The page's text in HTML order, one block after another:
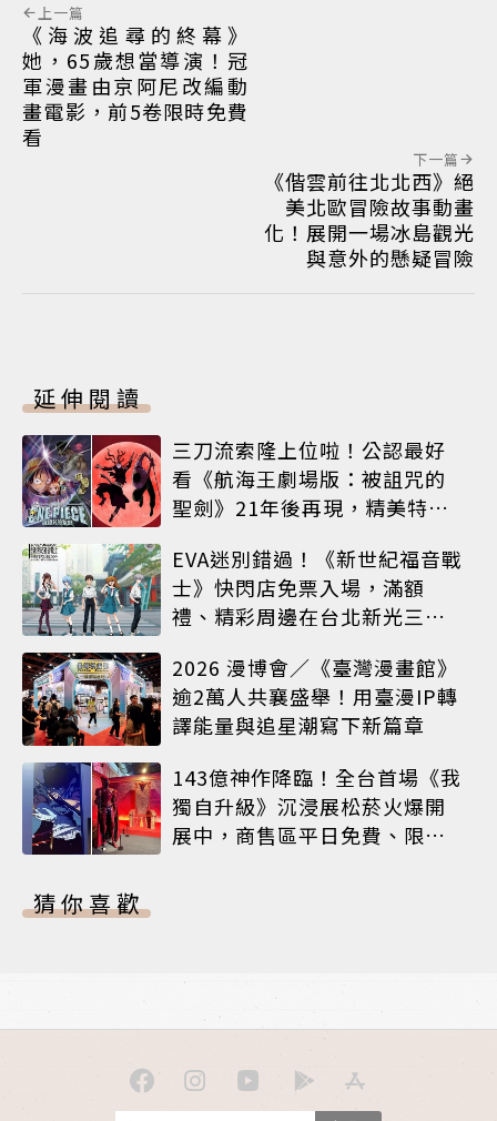
上一篇
《海波追尋的終幕》
她，65歲想當導演！冠
軍漫畫由京阿尼改編動
畫電影，前5卷限時免費
看
下一篇
《偕雲前往北北西》絕
美北歐冒險故事動畫
化！展開一場冰島觀光
與意外的懸疑冒險
延伸閱讀
三刀流索隆上位啦！公認最好
看《航海王劇場版：被詛咒的
聖劍》21年後再現，精美特典
EVA迷別錯過！《新世紀福音戰
士》快閃店免票入場，滿額
禮、精彩周邊在台北新光三越
2026 漫博會／《臺灣漫畫館》
逾2萬人共襄盛舉！用臺漫IP轉
譯能量與追星潮寫下新篇章
143億神作降臨！全台首場《我
獨自升級》沉浸展松菸火爆開
展中，商售區平日免費、限定
猜你喜歡